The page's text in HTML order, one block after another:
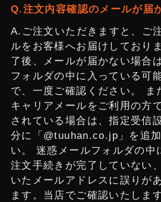
注文内容確認のメールが届
ご注文いただきますと、ご
ルをお客様へお届けしており
了後、メールが届かない場合
フォルダの中に入っている可
で、一度ご確認ください。 ま
キャリアメールをご利用の方
されている場合は、指定受信
分に「@tuuhan.co.jp」を追
い。 迷惑メールフォルダの中
注文手続きが完了していない
いたメールアドレスに誤りが
ます。当店でご確認いたしま